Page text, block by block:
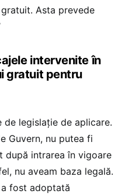
Asta prevede
intervenite în
gratuit pentru
de legislație de aplicare.
Guvern, nu putea fi
după intrarea în vigoare
nu aveam baza legală.
fost adoptată